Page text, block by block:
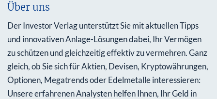
Über uns
Der Investor Verlag unterstützt Sie mit aktuellen Tipps
und innovativen Anlage-Lösungen dabei, Ihr Vermögen
zu schützen und gleichzeitig effektiv zu vermehren. Ganz
gleich, ob Sie sich für Aktien, Devisen, Kryptowährungen,
Optionen, Megatrends oder Edelmetalle interessieren:
Unsere erfahrenen Analysten helfen Ihnen, Ihr Geld in